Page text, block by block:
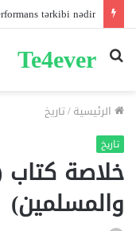
tərkibi nədir?
Te4ever
بحث
الرئيسية/تاريخ
تاريخ
خلاصة كتاب
والمسلمين)